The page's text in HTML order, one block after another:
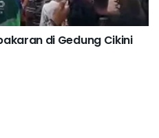
di Gedung Cikini